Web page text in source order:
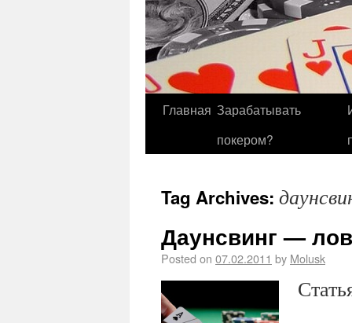
Главная Зарабатывать
покером?
Tag Archives:
Даунсвинг —
Posted on 07.02.2011 by Molusk